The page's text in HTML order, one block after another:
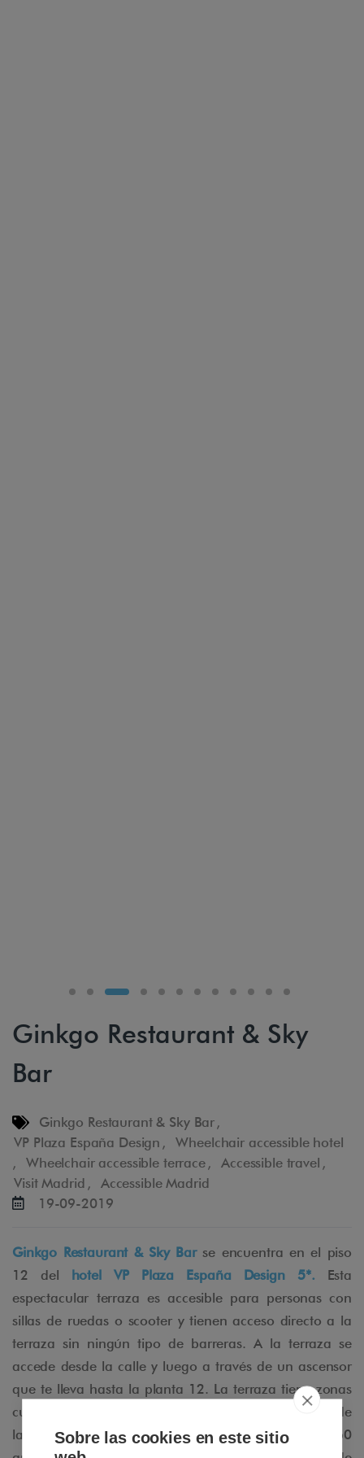
Ginkgo Restaurant & Sky
Bar
Ginkgo Restaurant & Sky Bar ,
VP Plaza España Design ,
Wheelchair accessible hotel
,
Wheelchair accessible terrace , Accessible travel ,
Visit Madrid ,
Accessible Madrid
19-09-2019
Ginkgo Restaurant & Sky Barse encuentra en el piso
12 del
hotel VP Plaza España Design 5*. Esta
espectacular terraza es accesible para personas con
sillas de ruedas o scooter y tienen acceso directo a la
terraza sin ningún tipo de barreras. A la terraza se
accede desde la calle y luego a través de un ascensor
que te lleva hasta la planta 12. La terraza tiene zonas
cubiertas y al aire libre. Este increíble oasis en medio de
la ciudad te conquistará con sus vistas de casi 360
Sobre las cookies en este sitio